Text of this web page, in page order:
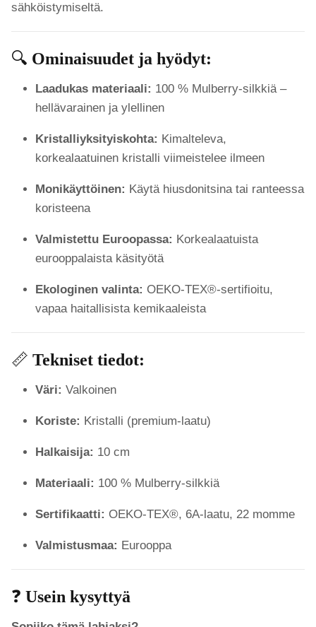
sähköistymiseltä.
🔍 Ominaisuudet ja hyödyt:
Laadukas materiaali: 100 % Mulberry-silkkiä –
hellävarainen ja ylellinen
Kristalliyksityiskohta: Kimalteleva,
korkealaatuinen kristalli viimeistelee ilmeen
Monikäyttöinen: Käytä hiusdonitsina tai ranteessa
koristeena
Valmistettu Euroopassa: Korkealaatuista
eurooppalaista käsityötä
Ekologinen valinta: OEKO-TEX®-sertifioitu,
vapaa haitallisista kemikaaleista
📏 Tekniset tiedot:
Väri: Valkoinen
Koriste: Kristalli (premium-laatu)
Halkaisija: 10 cm
Materiaali: 100 % Mulberry-silkkiä
Sertifikaatti: OEKO-TEX®, 6A-laatu, 22 momme
Valmistusmaa: Eurooppa
❓ Usein kysyttyä